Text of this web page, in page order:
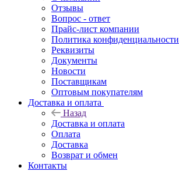
Отзывы
Вопрос - ответ
Прайс-лист компании
Политика конфиденциальности
Реквизиты
Документы
Новости
Поставщикам
Оптовым покупателям
Доставка и оплата
Назад
Доставка и оплата
Оплата
Доставка
Возврат и обмен
Контакты